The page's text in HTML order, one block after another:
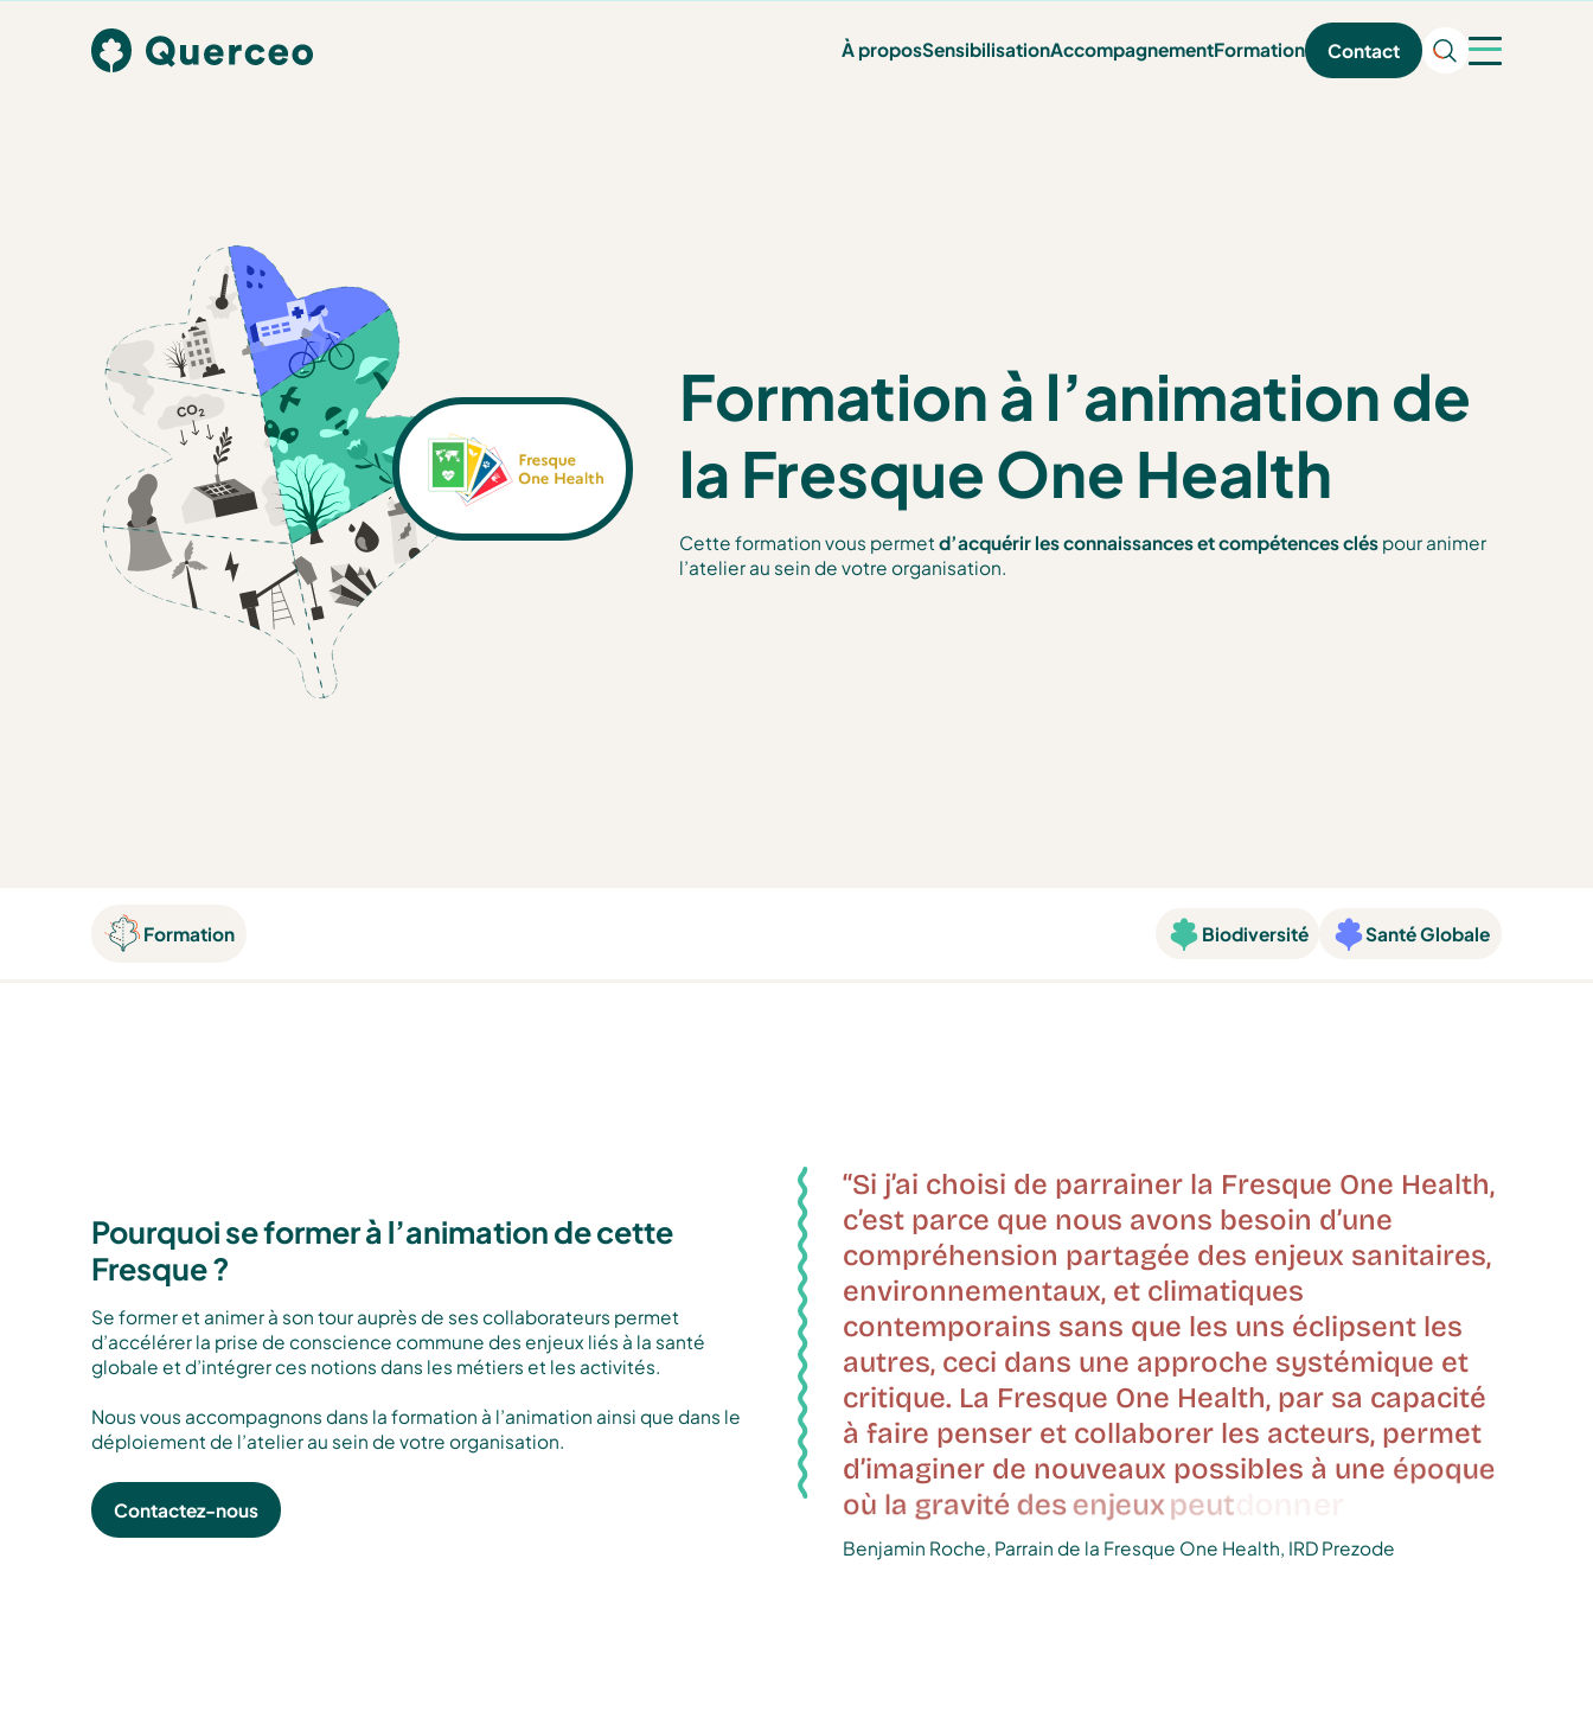
À proposSensibilisationAccompagnementFormation Contact
Formation à l’animation de
la Fresque One Health
Cette formation vous permet d’acquérir les connaissances et compétences cléspour animer
l’atelier au sein de votre organisation.
Formation Biodiversité Santé Globale
Pourquoi se former à l’animation de cette
Fresque ?
Se former et animer à son tour auprès de ses collaborateurs permet
d’accélérer la prise de conscience commune des enjeux liés à la santé
globale et d’intégrer ces notions dans les métiers et les activités.
Nous vous accompagnons dans la formation à l’animation ainsi que dans le
déploiement de l’atelier au sein de votre organisation.
Contactez-nous
“Si j’ai choisi de parrainer la Fresque One Health,
c’est parce que nous avons besoin d’une
compréhension partagée des enjeux sanitaires,
environnementaux, et climatiques
contemporains sans que les uns éclipsent les
autres, ceci dans une approche systémique et
critique. La Fresque One Health, par sa capacité
à faire penser et collaborer les acteurs, permet
d’imaginer de nouveaux possibles à une époque
où la gravité des enjeux peut
Benjamin Roche, Parrain de la Fresque One Health, IRD Prezode